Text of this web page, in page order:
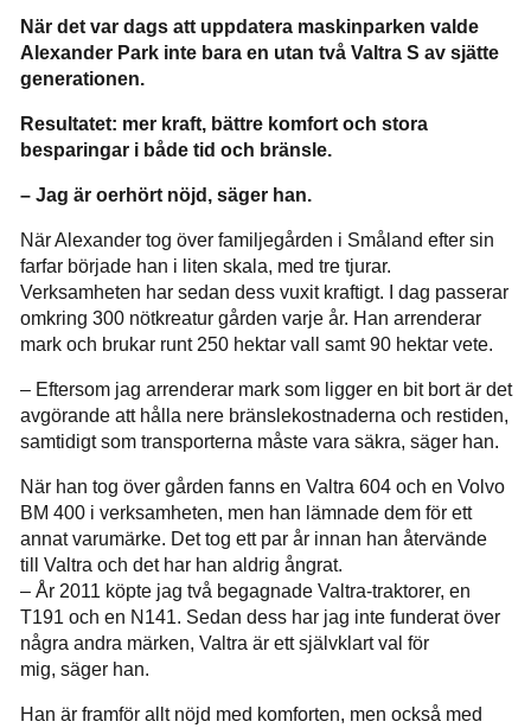
När det var dags att uppdatera maskinparken valde
Alexander Park inte bara en utan två Valtra S av sjätte
generationen.
Resultatet: mer kraft, bättre komfort och stora
besparingar i både tid och bränsle.
– Jag är oerhört nöjd, säger han.
När Alexander tog över familjegården i Småland efter sin
farfar började han i liten skala, med tre tjurar.
Verksamheten har sedan dess vuxit kraftigt. I dag passerar
omkring 300 nötkreatur gården varje år. Han arrenderar
mark och brukar runt 250 hektar vall samt 90 hektar vete.
– Eftersom jag arrenderar mark som ligger en bit bort är det
avgörande att hålla nere bränslekostnaderna och restiden,
samtidigt som transporterna måste vara säkra, säger han.
När han tog över gården fanns en Valtra 604 och en Volvo
BM 400 i verksamheten, men han lämnade dem för ett
annat varumärke. Det tog ett par år innan han återvände
till Valtra och det har han aldrig ångrat.
– År 2011 köpte jag två begagnade Valtra-traktorer, en
T191 och en N141. Sedan dess har jag inte funderat över
några andra märken, Valtra är ett självklart val för
mig, säger han.
Han är framför allt nöjd med komforten, men också med